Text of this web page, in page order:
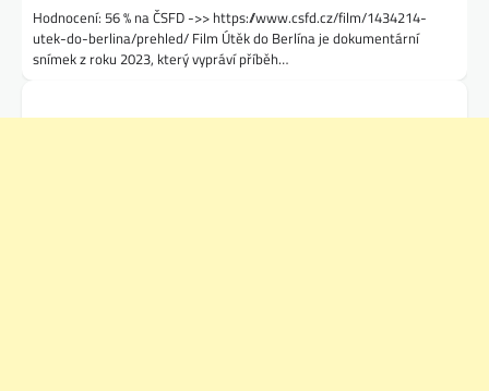
Hodnocení: 56 % na ČSFD ->> https://www.csfd.cz/film/1434214-
utek-do-berlina/prehled/ Film Útěk do Berlína je dokumentární
snímek z roku 2023, který vypráví příběh…